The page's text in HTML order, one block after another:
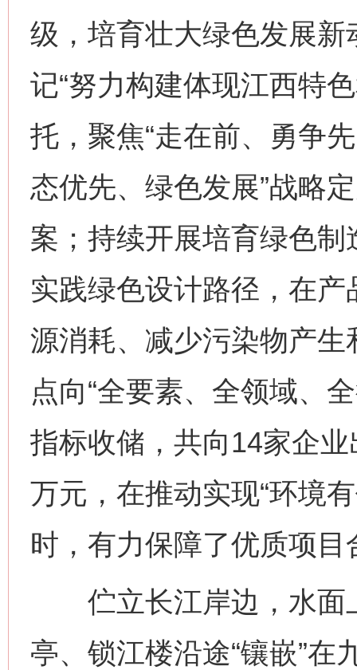
级，培育壮大绿色发展
记“努力构建体现江西特
托，聚焦“走在前、勇争
态优先、绿色发展”战略
案；持续开展培育绿色
实践绿色设计路径，在
源消耗、减少污染物产
点向“全要素、全领域、
指标收储，共向14家企
万元，在推动实现“环境
时，有力保障了优质项
伫立长江岸边，水面
亭、锁江楼沿途“镶嵌”在
网上购药对药下症？